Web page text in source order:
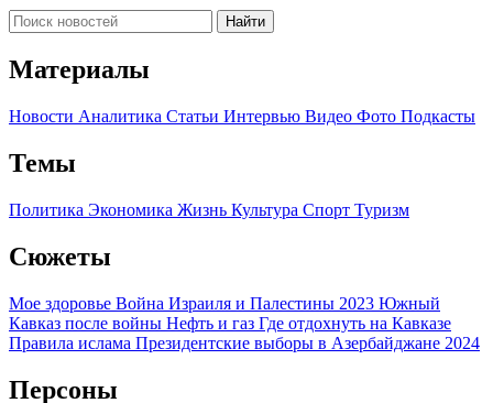
Найти
Материалы
Новости Аналитика Статьи Интервью Видео Фото Подкасты
Темы
Политика Экономика Жизнь Культура Спорт Туризм
Сюжеты
Мое здоровье Война Израиля и Палестины 2023 Южный
Кавказ после войны Нефть и газ Где отдохнуть на Кавказе
Правила ислама Президентские выборы в Азербайджане 2024
Персоны